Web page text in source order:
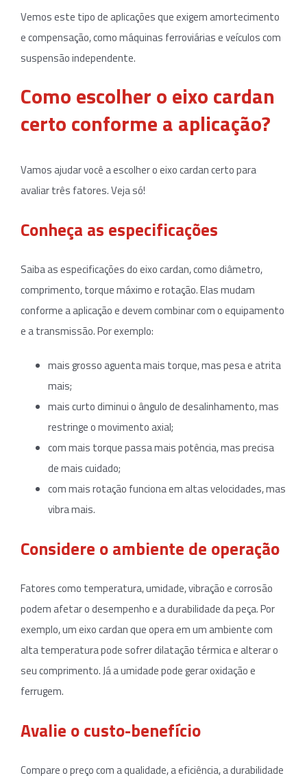
Vemos este tipo de aplicações que exigem amortecimento
e compensação, como máquinas ferroviárias e veículos com
suspensão independente.
Como escolher o eixo cardan
certo conforme a aplicação?
Vamos ajudar você a escolher o eixo cardan certo para
avaliar três fatores. Veja só!
Conheça as especificações
Saiba as especificações do eixo cardan, como diâmetro,
comprimento, torque máximo e rotação. Elas mudam
conforme a aplicação e devem combinar com o equipamento
e a transmissão. Por exemplo:
mais grosso aguenta mais torque, mas pesa e atrita
mais;
mais curto diminui o ângulo de desalinhamento, mas
restringe o movimento axial;
com mais torque passa mais potência, mas precisa
de mais cuidado;
com mais rotação funciona em altas velocidades, mas
vibra mais.
Considere o ambiente de operação
Fatores como temperatura, umidade, vibração e corrosão
podem afetar o desempenho e a durabilidade da peça. Por
exemplo, um eixo cardan que opera em um ambiente com
alta temperatura pode sofrer dilatação térmica e alterar o
seu comprimento. Já a umidade pode gerar oxidação e
ferrugem.
Avalie o custo-benefício
Compare o preço com a qualidade, a eficiência, a durabilidade